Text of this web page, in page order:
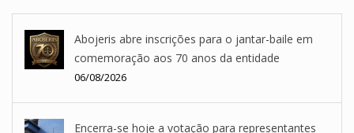
Abojeris abre inscrições para o jantar-baile em
comemoração aos 70 anos da entidade
06/08/2026
Encerra-se hoje a votação para representantes